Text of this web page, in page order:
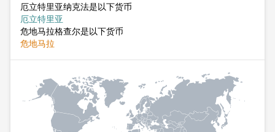
厄立特里亚纳克法是以下货币
厄立特里亚
危地马拉格查尔是以下货币
危地马拉